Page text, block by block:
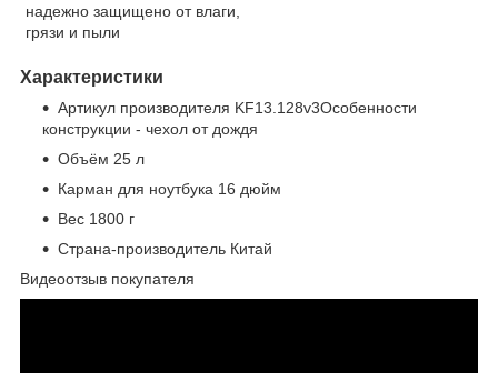
надежно защищено от влаги,
грязи и пыли
Характеристики
Артикул производителя KF13.128v3Особенности
конструкции - чехол от дождя
Объём 25 л
Карман для ноутбука 16 дюйм
Вес 1800 г
Страна-производитель Китай
Видеоотзыв покупателя